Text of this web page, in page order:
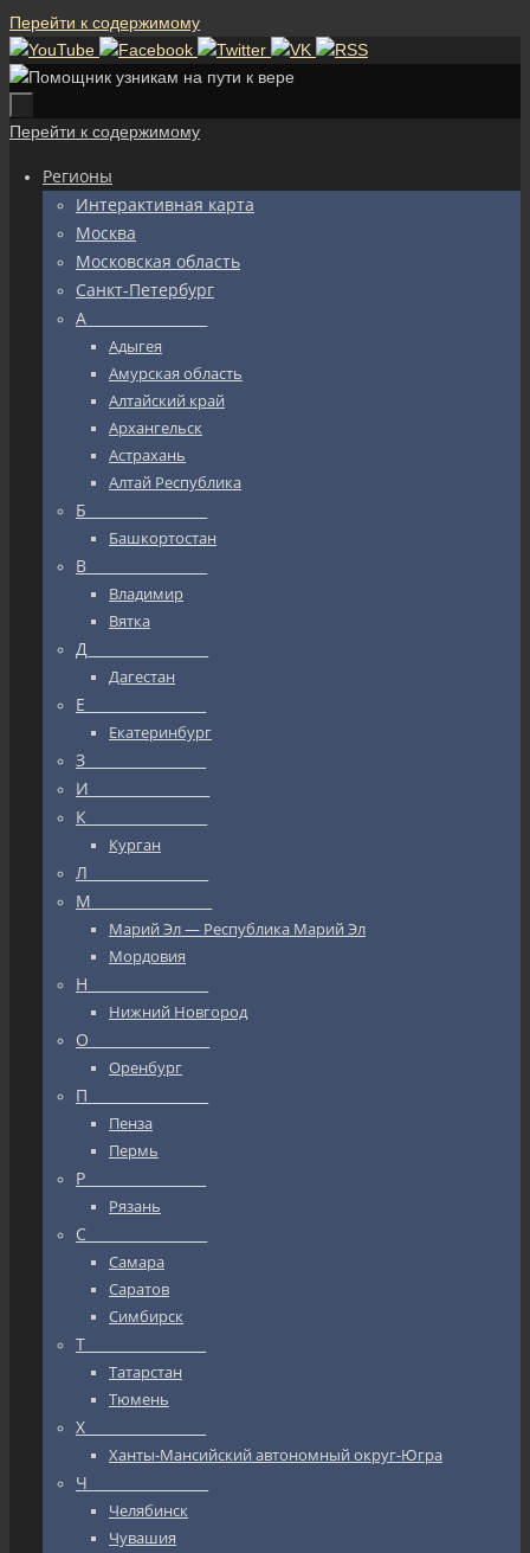
Перейти к содержимому
Перейти к содержимому
Регионы
Интерактивная карта
Москва
Московская область
Санкт-Петербург
А_________________
Адыгея
Амурская область
Алтайский край
Архангельск
Астрахань
Алтай Республика
Б_________________
Башкортостан
В_________________
Владимир
Вятка
Д_________________
Дагестан
Е_________________
Екатеринбург
З_________________
И_________________
К_________________
Курган
Л_________________
М_________________
Марий Эл — Республика Марий Эл
Мордовия
Н_________________
Нижний Новгород
О_________________
Оренбург
П_________________
Пенза
Пермь
Р_________________
Рязань
С_________________
Самара
Саратов
Симбирск
Т_________________
Татарстан
Тюмень
Х_________________
Ханты-Мансийский автономный округ-Югра
Ч_________________
Челябинск
Чувашия